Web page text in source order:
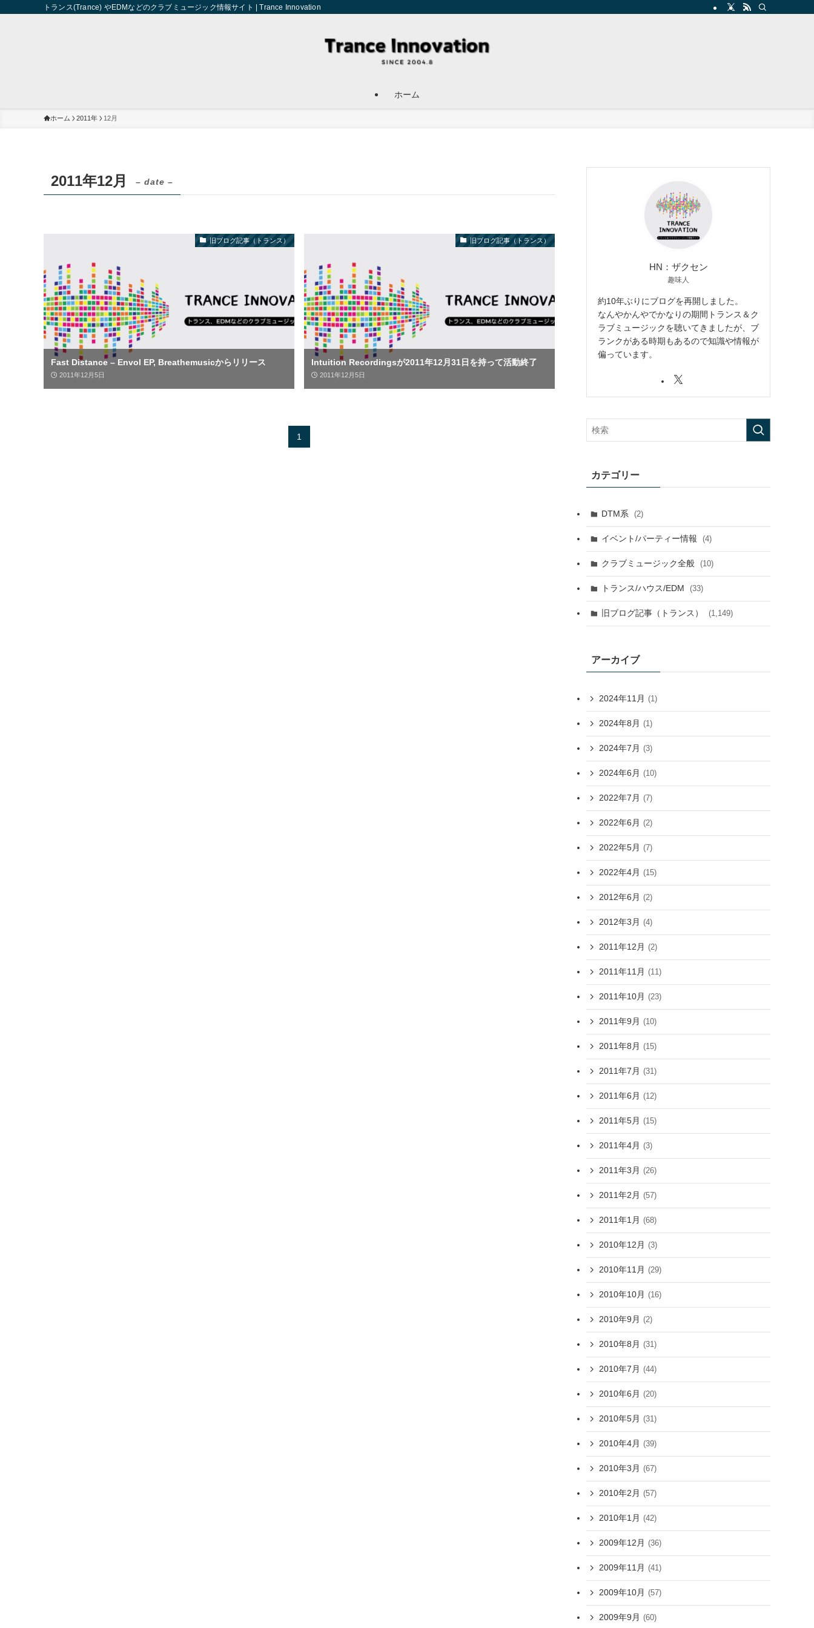
トランス(Trance) やEDMなどのクラブミュージック情報サイト | Trance Innovation
ホーム
ホーム 2011年 12月
2011年12月 – date –
旧ブログ記事（トランス）
Fast Distance – Envol EP, Breathemusicからリリース
2011年12月5日
旧ブログ記事（トランス）
Intuition Recordingsが2011年12月31日を持って活動終了
2011年12月5日
1
HN：ザクセン
趣味人
約10年ぶりにブログを再開しました。
なんやかんやでかなりの期間トランス＆ク
ラブミュージックを聴いてきましたが、ブ
ランクがある時期もあるので知識や情報が
偏っています。
カテゴリー
DTM系 (2)
イベント/パーティー情報 (4)
クラブミュージック全般 (10)
トランス/ハウス/EDM (33)
旧ブログ記事（トランス） (1,149)
アーカイブ
2024年11月 (1)
2024年8月 (1)
2024年7月 (3)
2024年6月 (10)
2022年7月 (7)
2022年6月 (2)
2022年5月 (7)
2022年4月 (15)
2012年6月 (2)
2012年3月 (4)
2011年12月 (2)
2011年11月 (11)
2011年10月 (23)
2011年9月 (10)
2011年8月 (15)
2011年7月 (31)
2011年6月 (12)
2011年5月 (15)
2011年4月 (3)
2011年3月 (26)
2011年2月 (57)
2011年1月 (68)
2010年12月 (3)
2010年11月 (29)
2010年10月 (16)
2010年9月 (2)
2010年8月 (31)
2010年7月 (44)
2010年6月 (20)
2010年5月 (31)
2010年4月 (39)
2010年3月 (67)
2010年2月 (57)
2010年1月 (42)
2009年12月 (36)
2009年11月 (41)
2009年10月 (57)
2009年9月 (60)